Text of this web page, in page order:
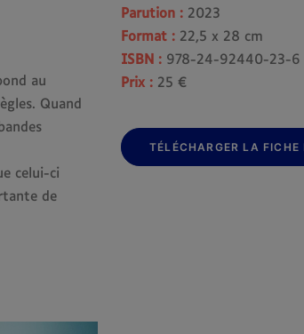
au
Quand
celui-ci
de
Parution : 2023
Format : 22,5 x 28 cm
ISBN : 978-24-92440-23-6
Prix : 25 €
TÉLÉCHARGER LA FICHE